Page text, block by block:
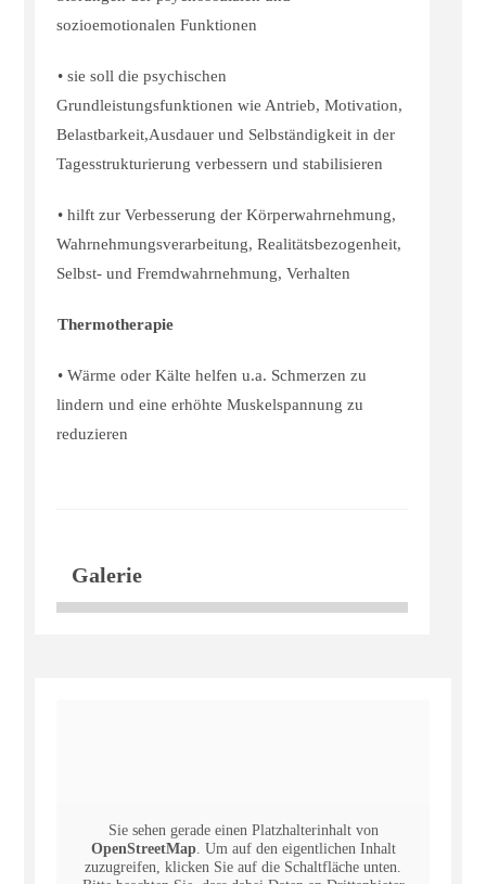
sozioemotionalen Funktionen
• sie soll die psychischen
Grundleistungsfunktionen wie Antrieb, Motivation,
Belastbarkeit,Ausdauer und Selbständigkeit in der
Tagesstrukturierung verbessern und stabilisieren
• hilft zur Verbesserung der Körperwahrnehmung,
Wahrnehmungsverarbeitung, Realitätsbezogenheit,
Selbst- und Fremdwahrnehmung, Verhalten
Thermotherapie
• Wärme oder Kälte helfen u.a. Schmerzen zu
lindern und eine erhöhte Muskelspannung zu
reduzieren
Galerie
Sie sehen gerade einen Platzhalterinhalt von
OpenStreetMap. Um auf den eigentlichen Inhalt
zuzugreifen, klicken Sie auf die Schaltfläche unten.